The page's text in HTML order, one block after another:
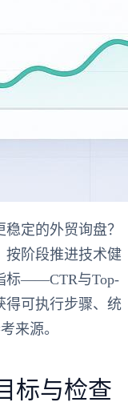
定的外贸询盘？
按阶段推进技术健
标——CTR与Top-
可执行步骤、统
来源。
标与检查